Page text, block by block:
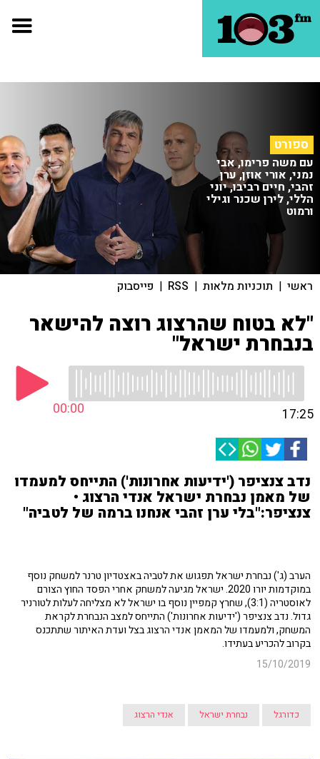
ספורט
עם משה פרימו, אבי
נמני, אורי אוזן, ערן
זהבי, חיים רביבו, יוני
הללי, לירן שכנר וגילי
ורמוט
ראשי | תוכניות מלאות |
RSS
| פייסבוק
"לא בטוח שהרצוג רוצה להישאר
בנבחרת ישראל"
00:00 17:25
נדב צנציפר ('ידיעות אחרונות') התייחס למעמדו
של מאמן נבחרת ישראל אנדי הרצוג •
צנציפר:"בלי ערן זהבי אנחנו ברמה של לטביה"
הערב (ג') נבחרת ישראל תפגוש את לטביה באצטדיון טרנר למשחק נוסף
במוקדמות יורו 2020. ישראל מגיעה למשחק אחרי הפסד החוץ הצורם
לאוסטריה (3:1), שחרץ קמפיין נוסף בו ישראל לא מצליחה לעלות לטורניר
גדול. נדב צנציפר ('ידיעות אחרונות') התייחס למצב הנבחרת לקראת
המשחק, ולמעמדו של המאמן אנדי הרצוג בצל ועדת האיתור שתתכנס
בקרוב להכריע בעתידו.
15/10/2019
כדורגל נבחרת ישראל אנדי הרצוג